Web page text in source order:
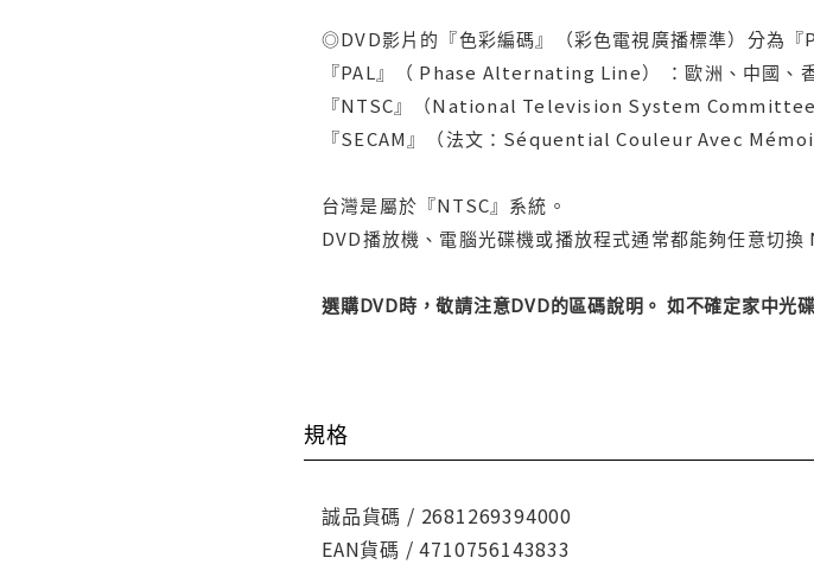
◎DVD影片的『色彩編碼』（彩色電視廣播標準）分為『
『PAL』（ Phase Alternating Line） ：歐洲、中國、
『NTSC』（National Television System Committee
『SECAM』（法文：Séquential Couleur Avec
台灣是屬於『NTSC』系統。
DVD播放機、電腦光碟機或播放程式通常都能夠任意切換
選購DVD時，敬請注意DVD的區碼說明。 如不確定家中光
規格
誠品貨碼 / 2681269394000
EAN貨碼 / 4710756143833